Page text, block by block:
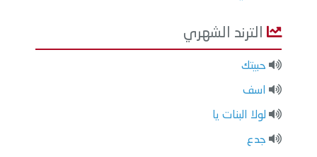
الترند الشهري
حبيتك
اسف
لولا البنات يا
جدع